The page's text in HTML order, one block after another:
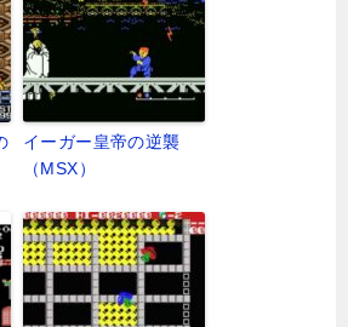
イーガー皇帝の逆襲
（MSX）